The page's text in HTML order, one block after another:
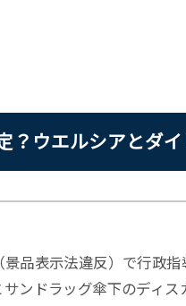
？ウエルシアとダイ
品表示法違反）で行政
ンドラッグ傘下のディス